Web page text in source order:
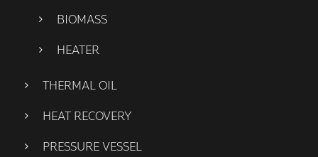
BIOMASS
HEATER
THERMAL OIL
HEAT RECOVERY
PRESSURE VESSEL